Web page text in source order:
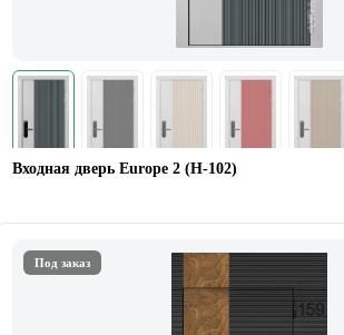
Входная дверь Europe 2 (Н-102)
Под заказ